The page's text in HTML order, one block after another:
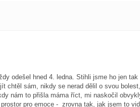
odešel hned 4. ledna. Stihli jsme ho jen
chtěl sám, nikdy se nerad dělil o svou
nám to přišla máma říct, mi naskočil
pro emoce - zrovna tak, jak jsem to